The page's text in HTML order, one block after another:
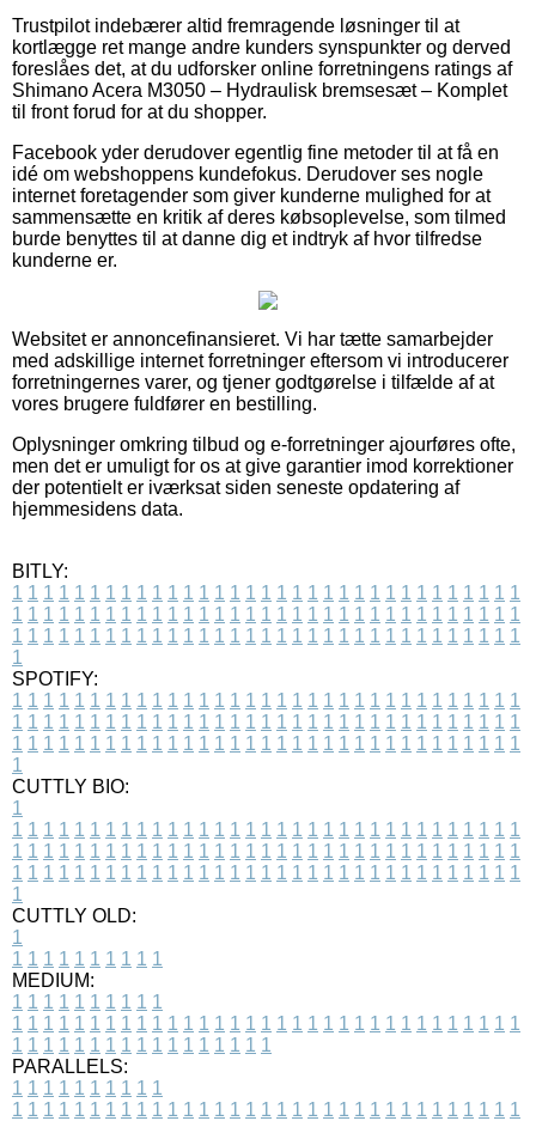
Trustpilot indebærer altid fremragende løsninger til at
kortlægge ret mange andre kunders synspunkter og derved
foreslåes det, at du udforsker online forretningens ratings af
Shimano Acera M3050 – Hydraulisk bremsesæt – Komplet
til front forud for at du shopper.
Facebook yder derudover egentlig fine metoder til at få en
idé om webshoppens kundefokus. Derudover ses nogle
internet foretagender som giver kunderne mulighed for at
sammensætte en kritik af deres købsoplevelse, som tilmed
burde benyttes til at danne dig et indtryk af hvor tilfredse
kunderne er.
Websitet er annoncefinansieret. Vi har tætte samarbejder
med adskillige internet forretninger eftersom vi introducerer
forretningernes varer, og tjener godtgørelse i tilfælde af at
vores brugere fuldfører en bestilling.
Oplysninger omkring tilbud og e-forretninger ajourføres ofte,
men det er umuligt for os at give garantier imod korrektioner
der potentielt er iværksat siden seneste opdatering af
hjemmesidens data.
BITLY:
1 1 1 1 1 1 1 1 1 1 1 1 1 1 1 1 1 1 1 1 1 1 1 1 1 1 1 1 1 1 1 1 1
1 1 1 1 1 1 1 1 1 1 1 1 1 1 1 1 1 1 1 1 1 1 1 1 1 1 1 1 1 1 1 1 1
1 1 1 1 1 1 1 1 1 1 1 1 1 1 1 1 1 1 1 1 1 1 1 1 1 1 1 1 1 1 1 1 1
1
SPOTIFY:
1 1 1 1 1 1 1 1 1 1 1 1 1 1 1 1 1 1 1 1 1 1 1 1 1 1 1 1 1 1 1 1 1
1 1 1 1 1 1 1 1 1 1 1 1 1 1 1 1 1 1 1 1 1 1 1 1 1 1 1 1 1 1 1 1 1
1 1 1 1 1 1 1 1 1 1 1 1 1 1 1 1 1 1 1 1 1 1 1 1 1 1 1 1 1 1 1 1 1
1
CUTTLY BIO:
1
1 1 1 1 1 1 1 1 1 1 1 1 1 1 1 1 1 1 1 1 1 1 1 1 1 1 1 1 1 1 1 1 1
1 1 1 1 1 1 1 1 1 1 1 1 1 1 1 1 1 1 1 1 1 1 1 1 1 1 1 1 1 1 1 1 1
1 1 1 1 1 1 1 1 1 1 1 1 1 1 1 1 1 1 1 1 1 1 1 1 1 1 1 1 1 1 1 1 1
1
CUTTLY OLD:
1
1 1 1 1 1 1 1 1 1 1
MEDIUM:
1 1 1 1 1 1 1 1 1 1
1 1 1 1 1 1 1 1 1 1 1 1 1 1 1 1 1 1 1 1 1 1 1 1 1 1 1 1 1 1 1 1 1
1 1 1 1 1 1 1 1 1 1 1 1 1 1 1 1 1
PARALLELS:
1 1 1 1 1 1 1 1 1 1
1 1 1 1 1 1 1 1 1 1 1 1 1 1 1 1 1 1 1 1 1 1 1 1 1 1 1 1 1 1 1 1 1